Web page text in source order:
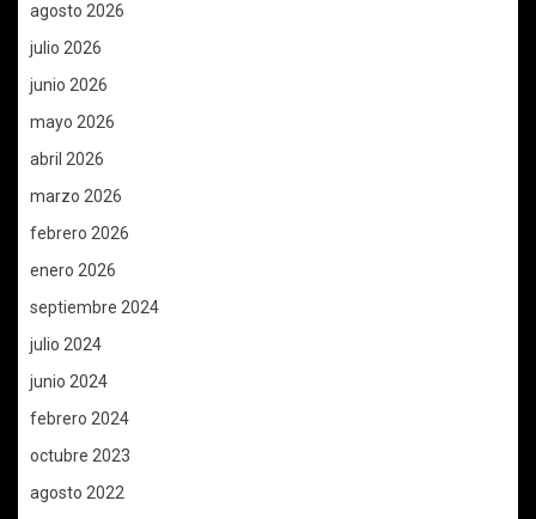
agosto 2026
julio 2026
junio 2026
mayo 2026
abril 2026
marzo 2026
febrero 2026
enero 2026
septiembre 2024
julio 2024
junio 2024
febrero 2024
octubre 2023
agosto 2022